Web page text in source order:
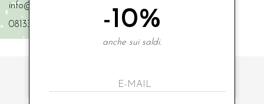
info@scaglionebimbi.com
0813331162
ISCRIVITI ALLA NOSTRA NEWSLETTER
-10%
anche sui saldi.